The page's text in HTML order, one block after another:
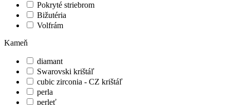
Pokryté striebrom
Bižutéria
Volfrám
Kameň
diamant
Swarovski krištáľ
cubic zirconia - CZ krištáľ
perla
perleť